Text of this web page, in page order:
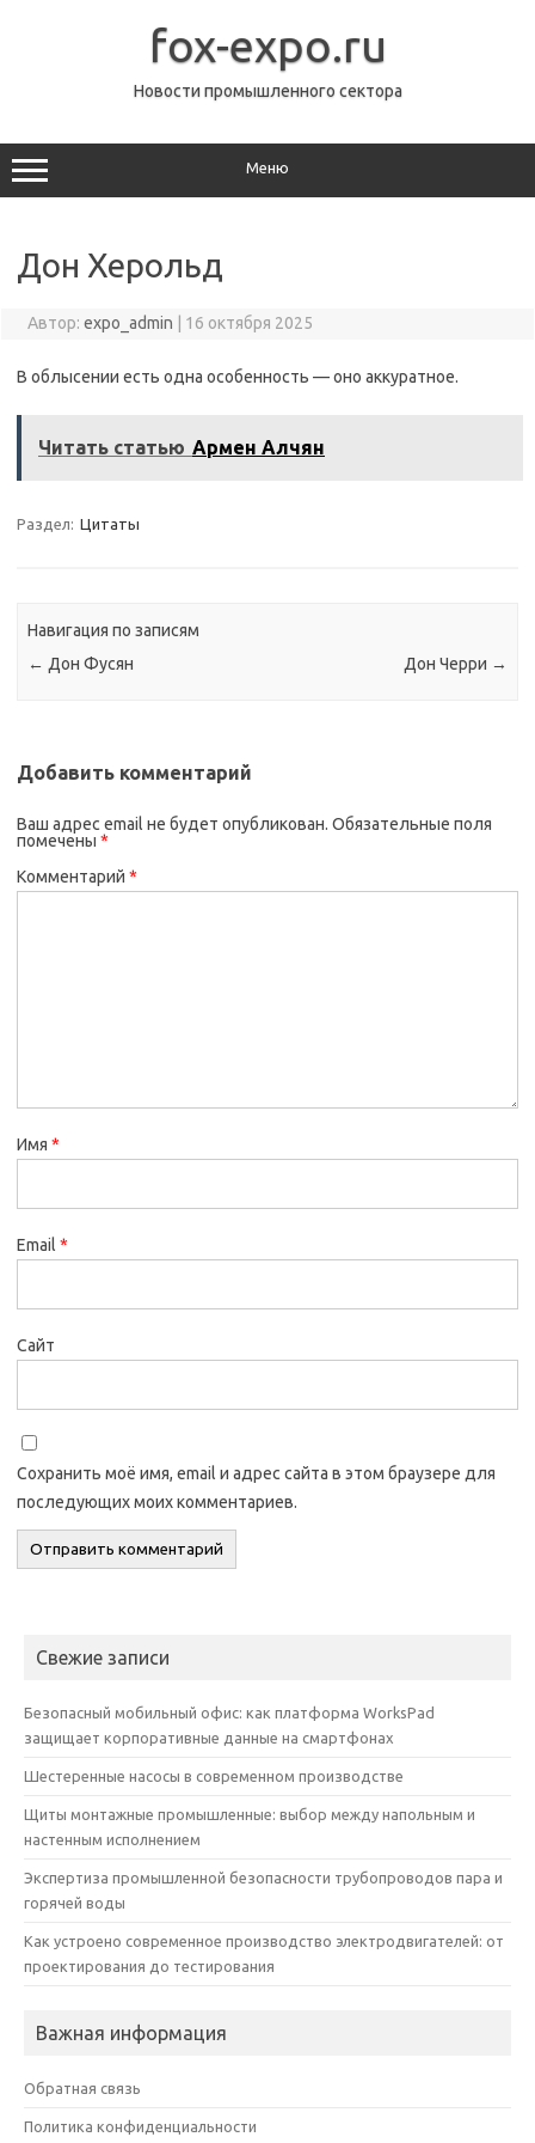
fox-expo.ru
Новости промышленного сектора
Меню
Дон Херольд
Автор: expo_admin 16 октября 2025
В облысении есть одна особенность — оно аккуратное.
Читать статью Армен Алчян
Раздел: Цитаты
Навигация по записям
← Дон Фусян Дон Черри →
Добавить комментарий
Ваш адрес email не будет опубликован. Обязательные поля
помечены *
Комментарий *
Имя *
Email *
Сайт
Сохранить моё имя, email и адрес сайта в этом браузере для
последующих моих комментариев.
Свежие записи
Безопасный мобильный офис: как платформа WorksPad
защищает корпоративные данные на смартфонах
Шестеренные насосы в современном производстве
Щиты монтажные промышленные: выбор между напольным и
настенным исполнением
Экспертиза промышленной безопасности трубопроводов пара и
горячей воды
Как устроено современное производство электродвигателей: от
проектирования до тестирования
Важная информация
Обратная связь
Политика конфиденциальности